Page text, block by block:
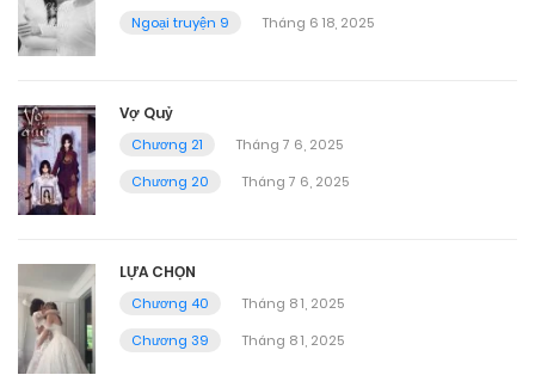
Ngoại truyện 9
Tháng 6 18, 2025
Vợ Quỷ
Chương 21
Tháng 7 6, 2025
Chương 20
Tháng 7 6, 2025
LỰA CHỌN
Chương 40
Tháng 8 1, 2025
Chương 39
Tháng 8 1, 2025